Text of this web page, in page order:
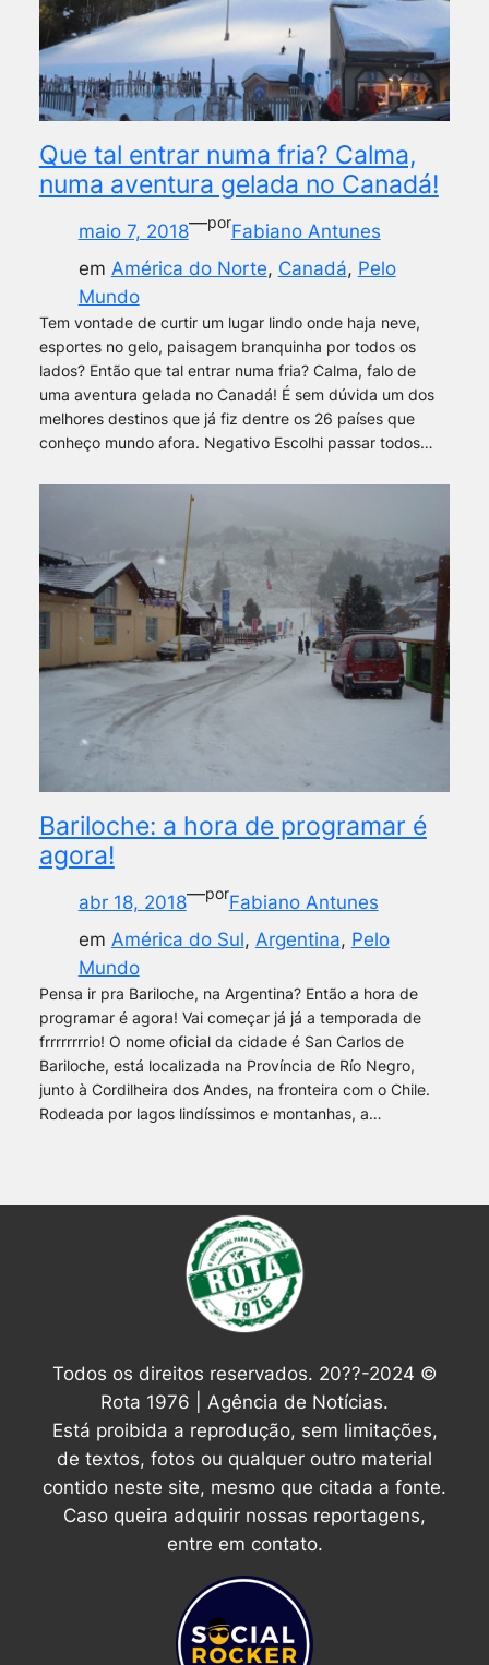
Que tal entrar numa fria? Calma,
numa aventura gelada no Canadá!
maio 7, 2018—porFabiano Antunes
em América do Norte, Canadá, Pelo
Mundo
Tem vontade de curtir um lugar lindo onde haja neve,
esportes no gelo, paisagem branquinha por todos os
lados? Então que tal entrar numa fria? Calma, falo de
uma aventura gelada no Canadá! É sem dúvida um dos
melhores destinos que já fiz dentre os 26 países que
conheço mundo afora. Negativo Escolhi passar todos…
Bariloche: a hora de programar é
agora!
abr 18, 2018—porFabiano Antunes
em América do Sul, Argentina, Pelo
Mundo
Pensa ir pra Bariloche, na Argentina? Então a hora de
programar é agora! Vai começar já já a temporada de
frrrrrrrrio! O nome oficial da cidade é San Carlos de
Bariloche, está localizada na Província de Río Negro,
junto à Cordilheira dos Andes, na fronteira com o Chile.
Rodeada por lagos lindíssimos e montanhas, a…
Todos os direitos reservados. 20??-2024 ©
Rota 1976 | Agência de Notícias.
Está proibida a reprodução, sem limitações,
de textos, fotos ou qualquer outro material
contido neste site, mesmo que citada a fonte.
Caso queira adquirir nossas reportagens,
entre em contato.